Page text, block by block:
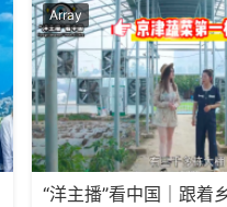
Array
“洋主播”看中国｜跟着